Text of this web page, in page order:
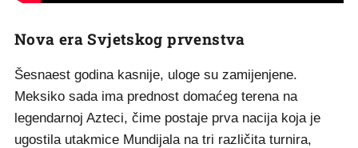
Nova era Svjetskog prvenstva
Šesnaest godina kasnije, uloge su zamijenjene.
Meksiko sada ima prednost domaćeg terena na
legendarnoj Azteci, čime postaje prva nacija koja je
ugostila utakmice Mundijala na tri različita turnira,